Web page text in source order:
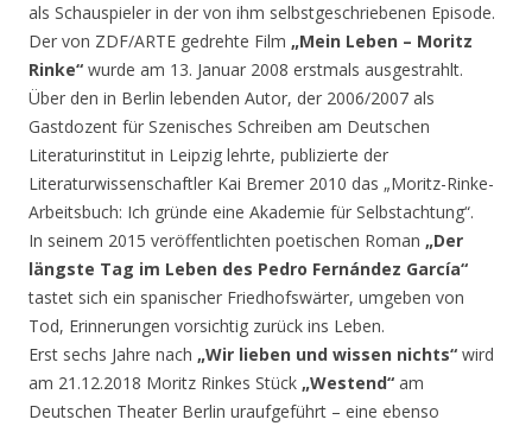
als Schauspieler in der von ihm selbstgeschriebenen Episode.
Der von ZDF/ARTE gedrehte Film „Mein Leben – Moritz
Rinke“ wurde am 13. Januar 2008 erstmals ausgestrahlt.
Über den in Berlin lebenden Autor, der 2006/2007 als
Gastdozent für Szenisches Schreiben am Deutschen
Literaturinstitut in Leipzig lehrte, publizierte der
Literaturwissenschaftler Kai Bremer 2010 das „Moritz-Rinke-
Arbeitsbuch: Ich gründe eine Akademie für Selbstachtung“.
In seinem 2015 veröffentlichten poetischen Roman „Der
längste Tag im Leben des Pedro Fernández García“
tastet sich ein spanischer Friedhofswärter, umgeben von
Tod, Erinnerungen vorsichtig zurück ins Leben.
Erst sechs Jahre nach „Wir lieben und wissen nichts“ wird
am 21.12.2018 Moritz Rinkes Stück „Westend“ am
Deutschen Theater Berlin uraufgeführt – eine ebenso